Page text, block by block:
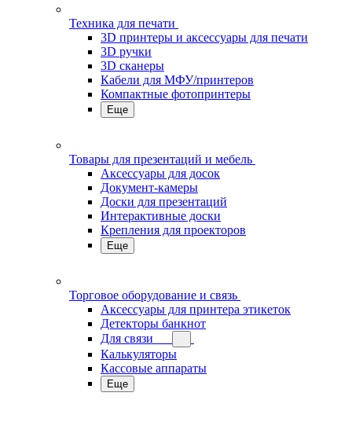
Техника для печати
3D принтеры и аксессуары для печати
3D ручки
3D сканеры
Кабели для МФУ/принтеров
Компактные фотопринтеры
Еще
Товары для презентаций и мебель
Аксессуары для досок
Документ-камеры
Доски для презентаций
Интерактивные доски
Крепления для проекторов
Еще
Торговое оборудование и связь
Аксессуары для принтера этикеток
Детекторы банкнот
Для связи
Калькуляторы
Кассовые аппараты
Еще